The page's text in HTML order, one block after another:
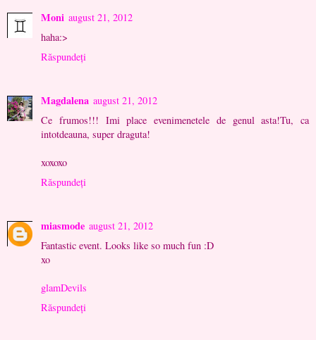
Moni august 21, 2012
haha:>
Răspundeți
Magdalena august 21, 2012
Ce frumos!!! Imi place evenimenetele de genul asta!Tu, ca
intotdeauna, super draguta!
xoxoxo
Răspundeți
miasmode august 21, 2012
Fantastic event. Looks like so much fun :D
xo
glamDevils
Răspundeți